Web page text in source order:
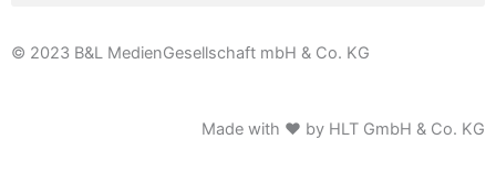
© 2023 B&L MedienGesellschaft mbH & Co. KG
Made with ♥ by HLT GmbH & Co. KG